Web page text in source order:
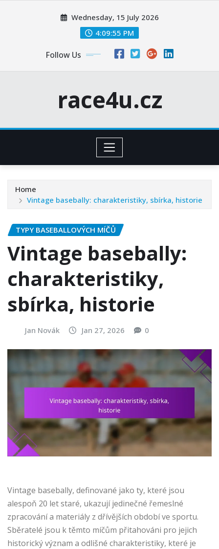
Wednesday, 15 July 2026
4:09:56 PM
Follow Us
race4u.cz
Home
Vintage basebally: charakteristiky, sbírka, historie
TYPY BASEBALLOVÝCH MÍČŮ
Vintage basebally:
charakteristiky,
sbírka, historie
Jan Novák Jan 27, 2026 0
Vintage basebally, definované jako ty, které jsou
alespoň 20 let staré, ukazují jedinečné řemeslné
zpracování a materiály z dřívějších období ve sportu.
Sběratelé jsou k těmto míčům přitahováni pro jejich
historický význam a odlišné charakteristiky, které je